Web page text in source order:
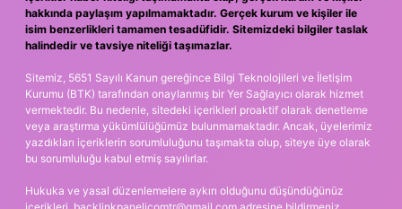
hakkında paylaşım yapılmamaktadır. Gerçek kurum ve kişiler ile
isim benzerlikleri tamamen tesadüfidir. Sitemizdeki bilgiler taslak
halindedir ve tavsiye niteliği taşımazlar.
Sitemiz, 5651 Sayılı Kanun gereğince Bilgi Teknolojileri ve İletişim
Kurumu (BTK) tarafından onaylanmış bir Yer Sağlayıcı olarak hizmet
vermektedir. Bu nedenle, sitedeki içerikleri proaktif olarak denetleme
veya araştırma yükümlülüğümüz bulunmamaktadır. Ancak, üyelerimiz
yazdıkları içeriklerin sorumluluğunu taşımakta olup, siteye üye olarak
bu sorumluluğu kabul etmiş sayılırlar.
Hukuka ve yasal düzenlemelere aykırı olduğunu düşündüğünüz